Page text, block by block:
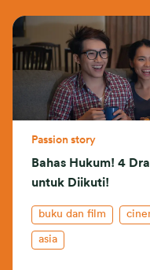
Passion story
Bahas Hukum! 4
untuk Diikuti!
buku dan film
asia